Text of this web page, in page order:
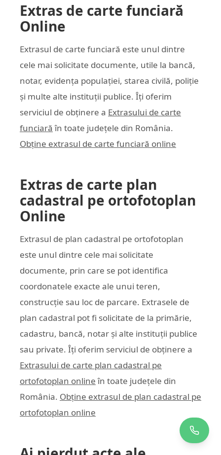
Extras de carte funciară
Online
Extrasul de carte funciară este unul dintre
cele mai solicitate documente, utile la bancă,
notar, evidența populației, starea civilă, poliție
și multe alte instituții publice. Îți oferim
serviciul de obținere a Extrasului de carte
funciară în toate județele din România.
Obține extrasul de carte funciară online
Extras de carte plan
cadastral pe ortofotoplan
Online
Extrasul de plan cadastral pe ortofotoplan
este unul dintre cele mai solicitate
documente, prin care se pot identifica
coordonatele exacte ale unui teren,
construcție sau loc de parcare. Extrasele de
plan cadastral pot fi solicitate de la primărie,
cadastru, bancă, notar și alte instituții publice
sau private. Îți oferim serviciul de obținere a
Extrasului de carte plan cadastral pe
ortofotoplan online în toate județele din
România. Obține extrasul de plan cadastral pe
ortofotoplan online